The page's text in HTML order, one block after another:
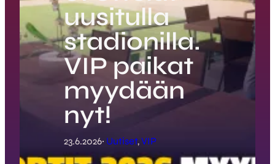
uusitulla
stadionilla.
VIP paikat
myydään
nyt!
23.6.2026· Uutiset, VIP